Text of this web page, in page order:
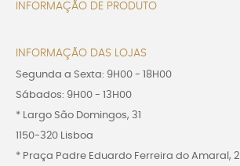
INFORMAÇÃO DE PRODUTO
INFORMAÇÃO DAS LOJAS
Segunda a Sexta: 9H00 - 18H00
Sábados: 9H00 - 13H00
* Largo São Domingos, 31
1150-320 Lisboa
* Praça Padre Eduardo Ferreira do Amaral, 2